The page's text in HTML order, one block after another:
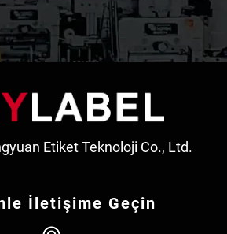
Etiket Teknoloji Co., Ltd.
İletişime Geçin